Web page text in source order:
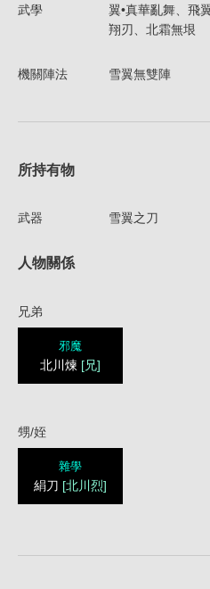
武學
翼•真華亂舞、飛
翔刃、北霜無垠
機關陣法 雪翼無雙陣
所持有物
武器 雪翼之刀
人物關係
兄弟
邪魔
北川煉 [兄]
甥/姪
雜學
絹刀 [北川烈]